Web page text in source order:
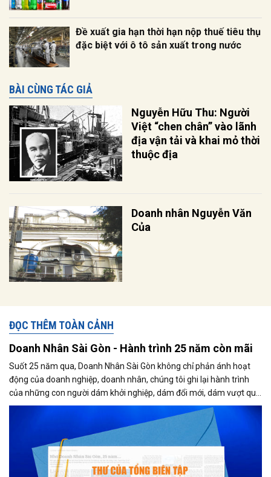
Đề xuất ​gia hạn thời hạn nộp thuế tiêu thụ
đặc biệt với ô tô sản xuất trong nước
BÀI CÙNG TÁC GIẢ
Nguyễn Hữu Thu: Người
Việt “chen chân” vào lãnh
địa vận tải và khai mỏ thời
thuộc địa
Doanh nhân Nguyễn Văn
Của
ĐỌC THÊM TOÀN CẢNH
Doanh Nhân Sài Gòn - Hành trình 25 năm còn mãi
Suốt 25 năm qua, Doanh Nhân Sài Gòn không chỉ phản ánh hoạt
động của doanh nghiệp, doanh nhân, chúng tôi ghi lại hành trình
của những con người dám khởi nghiệp, dám đổi mới, dám vượt qua
thất bại để tạo dựng giá trị cho xã hội...